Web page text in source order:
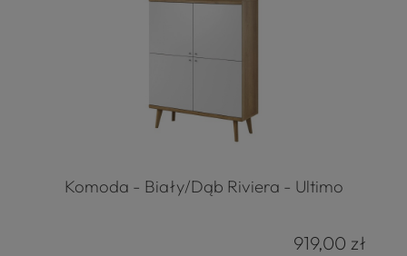
Komoda - Biały/Dąb Riviera - Ultimo
919,00 zł